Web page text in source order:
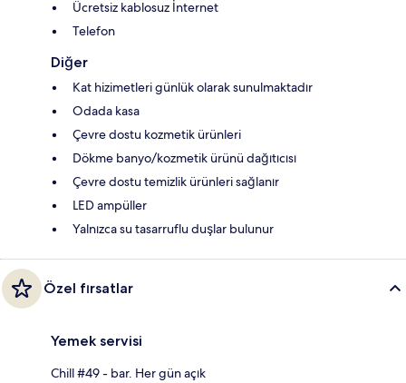
Ücretsiz kablosuz İnternet
Telefon
Diğer
Kat hizimetleri günlük olarak sunulmaktadır
Odada kasa
Çevre dostu kozmetik ürünleri
Dökme banyo/kozmetik ürünü dağıtıcısı
Çevre dostu temizlik ürünleri sağlanır
LED ampüller
Yalnızca su tasarruflu duşlar bulunur
Özel fırsatlar
Yemek servisi
Chill #49 - bar. Her gün açık